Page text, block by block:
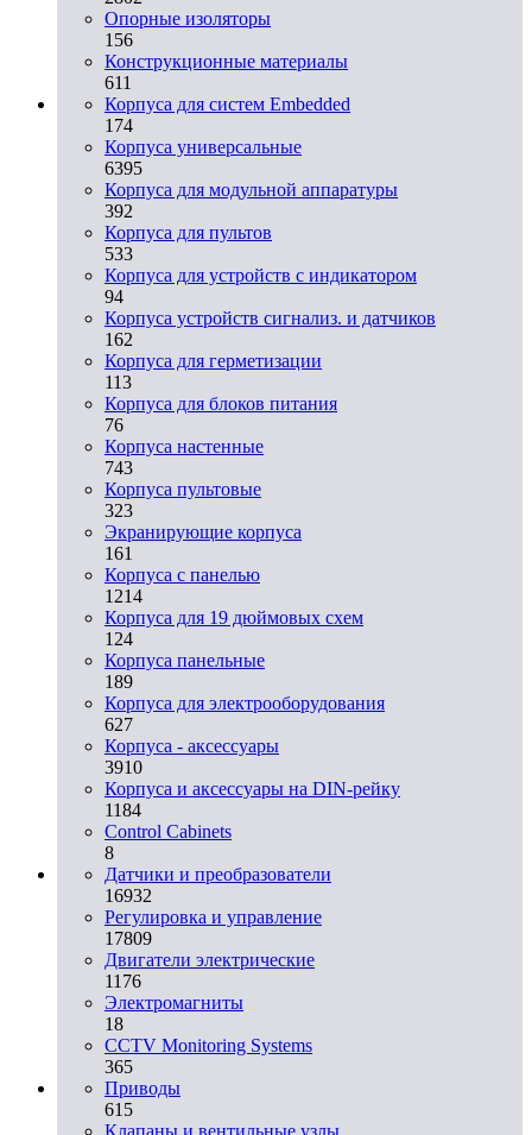
Опорные изоляторы
156
Конструкционные материалы
611
Корпуса для систем Embedded
174
Корпуса универсальные
6395
Корпуса для модульной аппаратуры
392
Корпуса для пультов
533
Корпуса для устройств с индикатором
94
Корпуса устройств сигнализ. и датчиков
162
Корпуса для герметизации
113
Корпуса для блоков питания
76
Корпуса настенные
743
Корпуса пультовые
323
Экранирующие корпуса
161
Корпуса с панелью
1214
Корпуса для 19 дюймовых схем
124
Корпуса панельные
189
Корпуса для электрооборудования
627
Корпуса - аксессуары
3910
Корпуса и аксессуары на DIN-рейку
1184
Control Cabinets
8
Датчики и преобразователи
16932
Регулировка и управление
17809
Двигатели электрические
1176
Электромагниты
18
CCTV Monitoring Systems
365
Приводы
615
Клапаны и вентильные узлы